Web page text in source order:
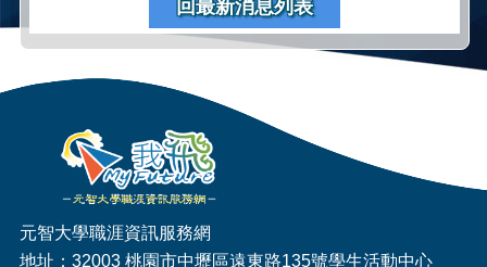
回最新消息列表
元智大學職涯資訊服務網
地址：32003 桃園市中壢區遠東路135號學生活動中心